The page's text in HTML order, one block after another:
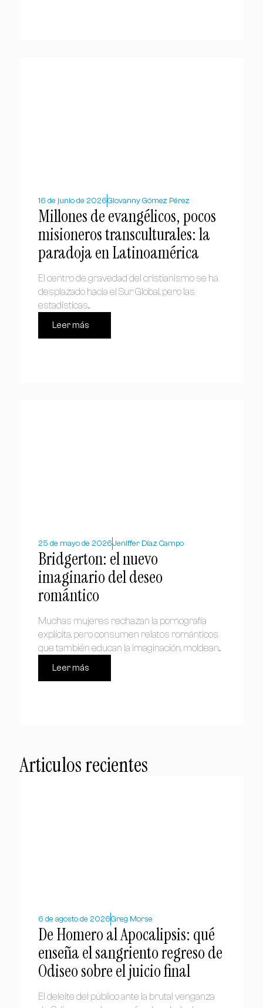
16 de junio de 2026Giovanny Gómez Pérez
Millones de evangélicos, pocos
misioneros transculturales: la
paradoja en Latinoamérica
El centro de gravedad del cristianismo se ha
desplazado hacia el Sur Global, pero las
estadísticas...
Leer más
25 de mayo de 2026Jeniffer Díaz Campo
Bridgerton: el nuevo
imaginario del deseo
romántico
Muchas mujeres rechazan la pornografía
explícita, pero consumen relatos románticos
que también educan la imaginación, moldean...
Leer más
Articulos recientes
6 de agosto de 2026Greg Morse
De Homero al Apocalipsis: qué
enseña el sangriento regreso de
Odiseo sobre el juicio final
El deleite del público ante la brutal venganza